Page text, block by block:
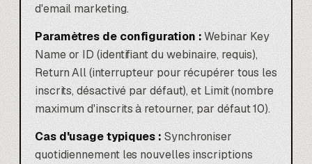
d'email marketing.
Paramètres de configuration :Webinar Key
Name or ID (identifiant du webinaire, requis),
Return All (interrupteur pour récupérer tous les
inscrits, désactivé par défaut), et Limit (nombre
maximum d'inscrits à retourner, par défaut 10).
Cas d'usage typiques :Synchroniser
quotidiennement les nouvelles inscriptions